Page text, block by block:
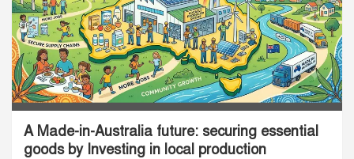
A Made-in-Australia future: securing essential
goods by Investing in local production